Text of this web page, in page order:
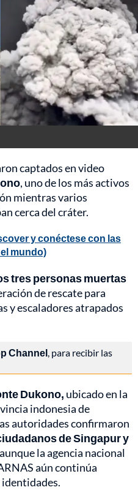
captados en video
, uno de los más activos
mientras varios
cerca del cráter.
y conéctese con las
mundo)
tres personas muertas
de rescate para
y escaladores atrapados
Channel, para recibir las
Dukono, ubicado en la
indonesia de
autoridades confirmaron
de Singapur y
aunque la agencia nacional
aún continúa